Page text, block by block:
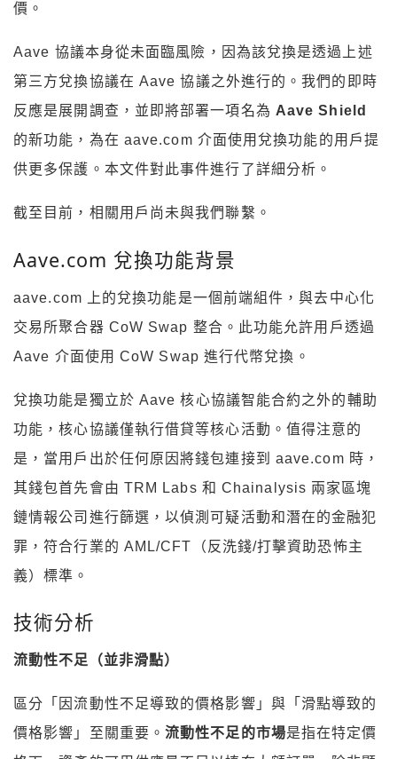
價。
Aave 協議本身從未面臨風險，因為該兌換是透過上述
第三方兌換協議在 Aave 協議之外進行的。我們的即時
反應是展開調查，並即將部署一項名為 Aave Shield
的新功能，為在 aave.com 介面使用兌換功能的用戶提
供更多保護。本文件對此事件進行了詳細分析。
截至目前，相關用戶尚未與我們聯繫。
Aave.com 兌換功能背景
aave.com 上的兌換功能是一個前端組件，與去中心化
交易所聚合器 CoW Swap 整合。此功能允許用戶透過
Aave 介面使用 CoW Swap 進行代幣兌換。
兌換功能是獨立於 Aave 核心協議智能合約之外的輔助
功能，核心協議僅執行借貸等核心活動。值得注意的
是，當用戶出於任何原因將錢包連接到 aave.com 時，
其錢包首先會由 TRM Labs 和 Chainalysis 兩家區塊
鏈情報公司進行篩選，以偵測可疑活動和潛在的金融犯
罪，符合行業的 AML/CFT（反洗錢/打擊資助恐怖主
義）標準。
技術分析
流動性不足（並非滑點）
區分「因流動性不足導致的價格影響」與「滑點導致的
價格影響」至關重要。流動性不足的市場是指在特定價